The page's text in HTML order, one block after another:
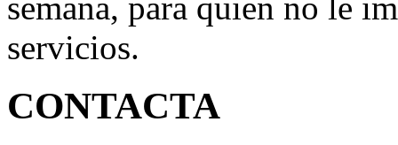
servicios.
CONTACTA